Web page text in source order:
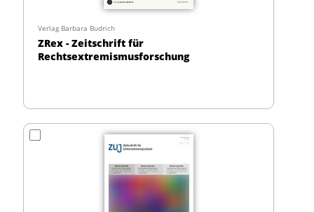
Verlag Barbara Budrich
ZRex - Zeitschrift für
Rechtsextremismusforschung